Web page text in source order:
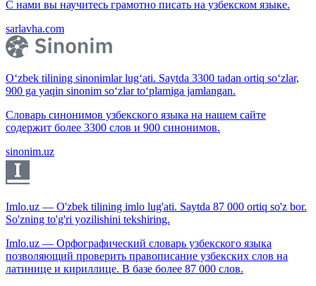
С нами вы научитесь грамотно писать на узбекском языке.
sarlavha.com
O‘zbek tilining sinonimlar lug‘ati. Saytda 3300 tadan ortiq so‘zlar,
900 ga yaqin sinonim so‘zlar to‘plamiga jamlangan.
Словарь синонимов узбекского языка на нашем сайте
содержит более 3300 слов и 900 синонимов.
sinonim.uz
Imlo.uz — O'zbek tilining imlo lug'ati. Saytda 87 000 ortiq so'z bor.
So'zning to'g'ri yozilishini tekshiring.
Imlo.uz — Орфографический словарь узбекского языка
позволяющий проверить правописание узбекских слов на
латинице и кириллице. В базе более 87 000 слов.